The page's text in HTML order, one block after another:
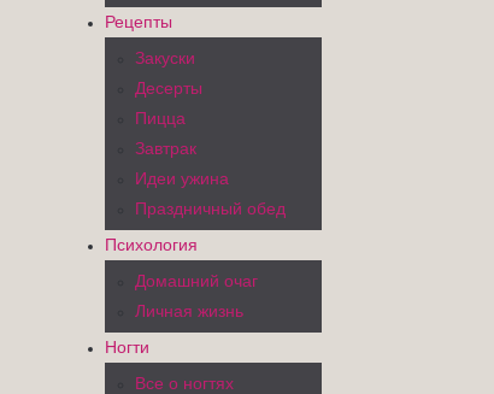
Рецепты
Закуски
Десерты
Пицца
Завтрак
Идеи ужина
Праздничный обед
Психология
Домашний очаг
Личная жизнь
Ногти
Все о ногтях